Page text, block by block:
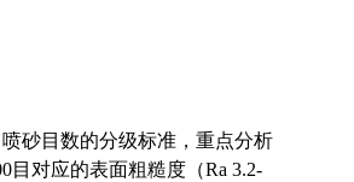
砂目数的分级标准，重点分析
目对应的表面粗糙度（Ra 3.2-